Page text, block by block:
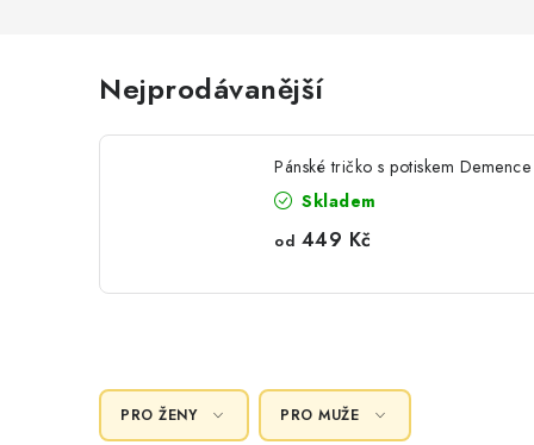
Nejprodávanější
Pánské tričko s potiskem Demence
Skladem
od 449 Kč
PRO ŽENY PRO MUŽE